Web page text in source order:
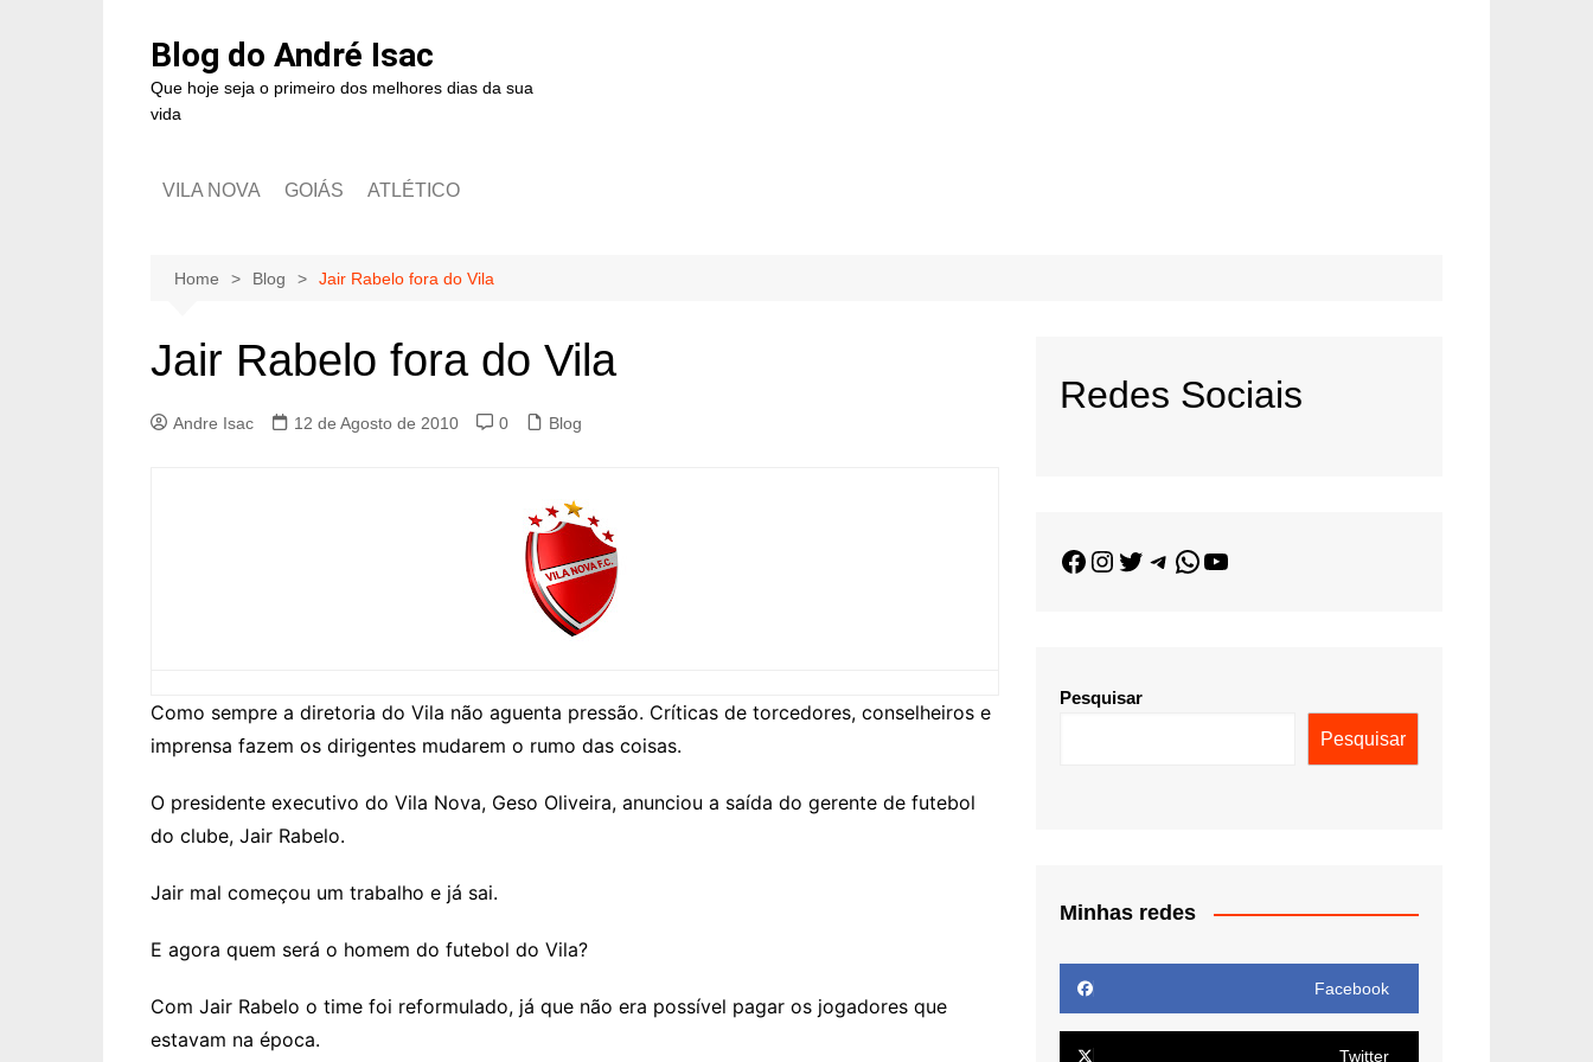
Blog do André Isac
Que hoje seja o primeiro dos melhores dias da sua
vida
VILA NOVA GOIÁS ATLÉTICO
Home Blog Jair Rabelo fora do Vila
Jair Rabelo fora do Vila
Andre Isac 12 de Agosto de 2010 0 Blog
Como sempre a diretoria do Vila não aguenta pressão. Críticas de torcedores, conselheiros e
imprensa fazem os dirigentes mudarem o rumo das coisas.
O presidente executivo do Vila Nova, Geso Oliveira, anunciou a saída do gerente de futebol
do clube, Jair Rabelo.
Jair mal começou um trabalho e já sai.
E agora quem será o homem do futebol do Vila?
Com Jair Rabelo o time foi reformulado, já que não era possível pagar os jogadores que
estavam na época.
Redes Sociais
Pesquisar
Pesquisar
Minhas redes
Facebook
Twitter